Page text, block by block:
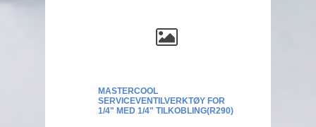
MASTERCOOL
SERVICEVENTILVERKTØY FOR
1/4" MED 1/4" TILKOBLING(R290)